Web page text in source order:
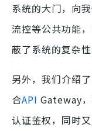
系统的大门，向
流控等公共功能
蔽了系统的复杂性
另外，我们介绍
合API Gateway
认证鉴权，同时